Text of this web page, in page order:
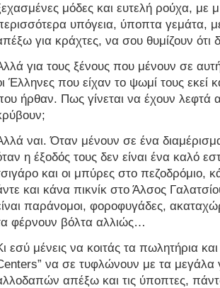
μόδες και ευτελή ρούχα, με
υπόγεια, ύποπτα γεμάτα,
για κράχτες, να σου θυμίζουν ότι
για τους ξένους που μένουν σε
Έλληνες που είχαν το ψωμί τους εκεί
ήρθαν. Πως γίνεται να έχουν λεφτά
ναι. Όταν μένουν σε ένα
η έξοδός τους δεν είναι ένα καλό
και οι μπύρες στο πεζοδρόμιο,
και κάνα πικνίκ στο Άλσος
παράνομοι, φοροφυγάδες,
φέρνουν βόλτα αλλιώς…
εσύ μένεις να κοιτάς τα πωλητήρια
να σε τυφλώνουν με τα μεγάλα
απέξω και τις ύποπτες,